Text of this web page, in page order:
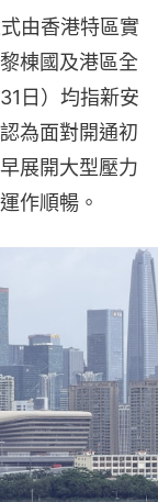
由香港特區實
棟國及港區全
日）均指新安
為面對開通初
展開大型壓力
作順暢。